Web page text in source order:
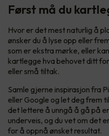
Først må du
Hvor er det mest naturlig å
ønsker du å lyse opp eller
som er ekstra mørke, eller
kartlegge hva behovet ditt
eller små tiltak.
Samle gjerne inspirasjon fra
eller Google og let deg frem
det lettere å unngå å gå på
underveis, og du vet om det
for å oppnå ønsket resultat.